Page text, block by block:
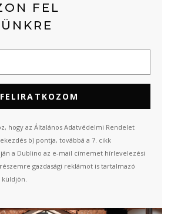
FEL
FELIRATKOZOM
hogy az Általános Adatvédelmi Rendelet
b) pontja, továbbá a 7. cikk
a Dublino az e-mail címemet hírlevelezési
gazdasági reklámot is tartalmazó